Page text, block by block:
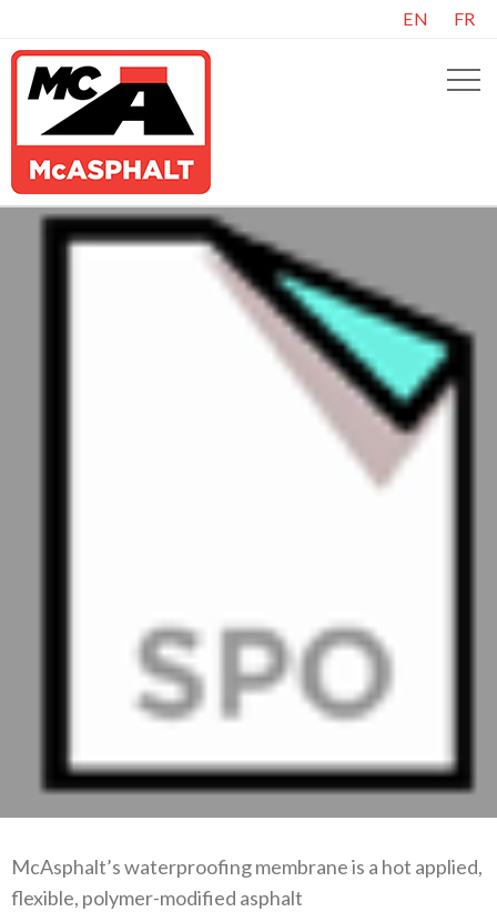
EN FR
McAsphalt’s waterproofing membrane is a hot applied,
flexible, polymer-modified asphalt